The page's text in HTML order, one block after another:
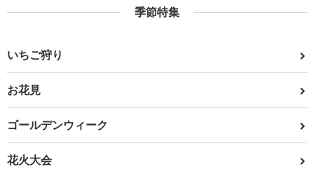
季節特集
いちご狩り
お花見
ゴールデンウィーク
花火大会